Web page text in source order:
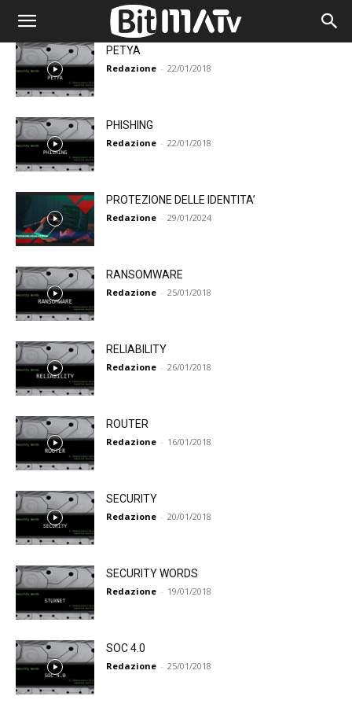
PETYA
Redazione - 22/01/2018
PHISHING
Redazione - 22/01/2018
PROTEZIONE DELLE IDENTITA’
Redazione - 29/01/2024
RANSOMWARE
Redazione - 25/01/2018
RELIABILITY
Redazione - 26/01/2018
ROUTER
Redazione - 16/01/2018
SECURITY
Redazione - 20/01/2018
SECURITY WORDS
Redazione - 19/01/2018
SOC 4.0
Redazione - 25/01/2018